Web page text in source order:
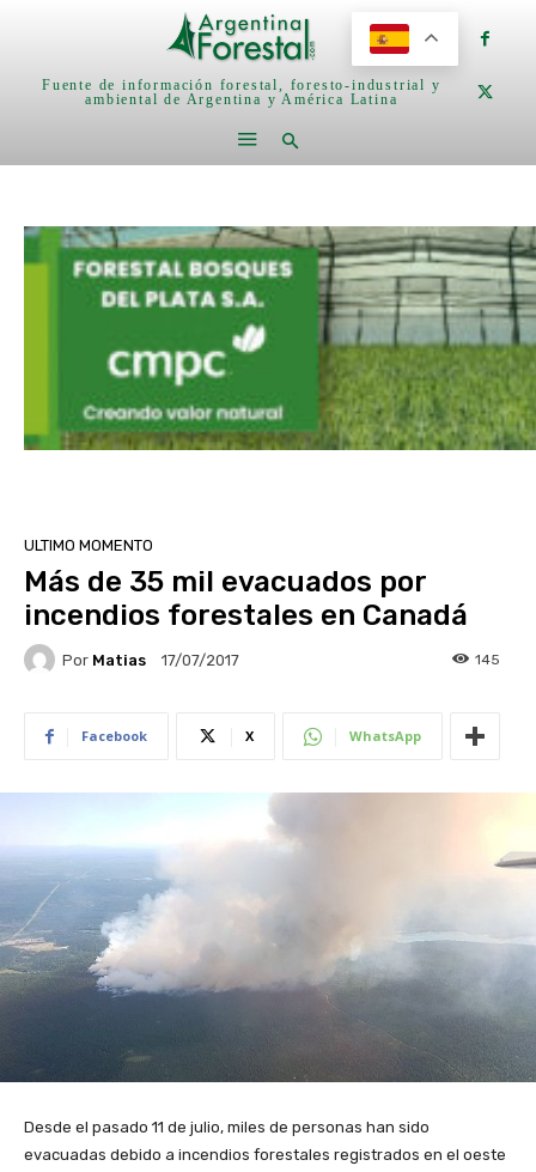
Fuente de información forestal, foresto-industrial y
ambiental de Argentina y América Latina
ULTIMO MOMENTO
Más de 35 mil evacuados por
incendios forestales en Canadá
Por Matias 17/07/2017 145
Facebook X WhatsApp
Desde el pasado 11 de julio, miles de personas han sido
evacuadas debido a incendios forestales registrados en el oeste